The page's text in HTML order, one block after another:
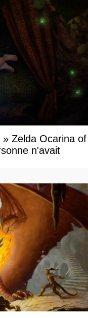
» Zelda Ocarina of
n'avait